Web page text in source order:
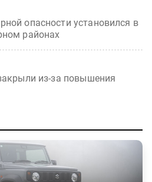
опасности установился в
районах
из-за повышения